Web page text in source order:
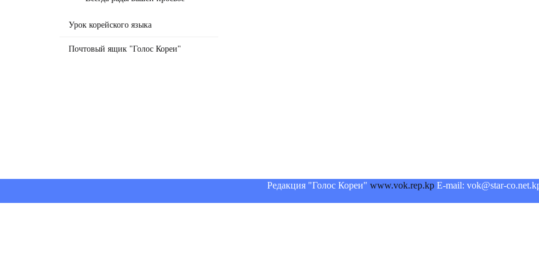
Урок корейского языка
Почтовый ящик "Голос Кореи"
Редакция "Голос Кореи" www.vok.rep.kp E-mail: vok@star-